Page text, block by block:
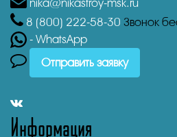
nika@nikastroy-msk.ru
8 (800) 222-58-30 Звонок
- WhatsApp
Отправить заявку
Информация